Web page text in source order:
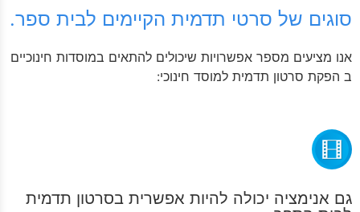
סוגים של סרטי תדמית הקיימים לבית ספר.
אנו מציעים מספר אפשרויות שיכולים להתאים במוסדות חינוכיים
ב הפקת סרטון תדמית למוסד חינוכי:
גם אנימציה יכולה להיות אפשרית בסרטון תדמית